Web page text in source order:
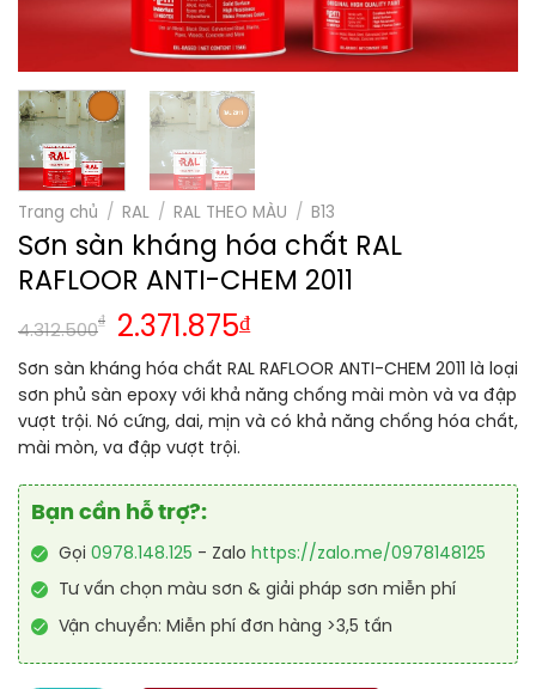
Trang chủ / RAL / RAL THEO MÀU / B13
Sơn sàn kháng hóa chất RAL
RAFLOOR ANTI-CHEM 2011
4.312.500
₫ 2.371.875₫
Sơn sàn kháng hóa chất RAL RAFLOOR ANTI-CHEM 2011 là loại
sơn phủ sàn epoxy với khả năng chống mài mòn và va đập
vượt trội. Nó cứng, dai, mịn và có khả năng chống hóa chất,
mài mòn, va đập vượt trội.
Bạn cần hỗ trợ?:
Gọi 0978.148.125 - Zalo https://zalo.me/0978148125
Tư vấn chọn màu sơn & giải pháp sơn miễn phí
Vận chuyển: Miễn phí đơn hàng >3,5 tấn